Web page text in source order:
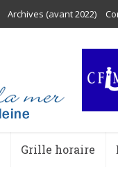
Archives (avant 2022)
Grille horaire